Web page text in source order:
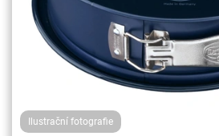
Ilustrační fotografie